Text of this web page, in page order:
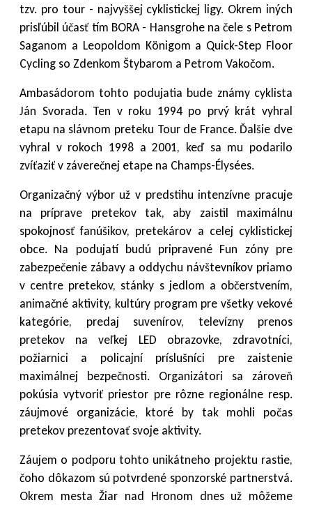
tzv. pro tour - najvyššej cyklistickej ligy. Okrem iných
prisľúbil účasť tím BORA - Hansgrohe na čele s Petrom
Saganom a Leopoldom Königom a Quick-Step Floor
Cycling so Zdenkom Štybarom a Petrom Vakočom.
Ambasádorom tohto podujatia bude známy cyklista
Ján Svorada. Ten v roku 1994 po prvý krát vyhral
etapu na slávnom preteku Tour de France. Ďalšie dve
vyhral v rokoch 1998 a 2001, keď sa mu podarilo
zvíťaziť v záverečnej etape na Champs-Élysées.
Organizačný výbor už v predstihu intenzívne pracuje
na príprave pretekov tak, aby zaistil maximálnu
spokojnosť fanúšikov, pretekárov a celej cyklistickej
obce. Na podujatí budú pripravené Fun zóny pre
zabezpečenie zábavy a oddychu návštevníkov priamo
v centre pretekov, stánky s jedlom a občerstvením,
animačné aktivity, kultúry program pre všetky vekové
kategórie, predaj suvenírov, televízny prenos
pretekov na veľkej LED obrazovke, zdravotníci,
požiarnici a policajní príslušníci pre zaistenie
maximálnej bezpečnosti. Organizátori sa zároveň
pokúsia vytvoriť priestor pre rôzne regionálne resp.
záujmové organizácie, ktoré by tak mohli počas
pretekov prezentovať svoje aktivity.
Záujem o podporu tohto unikátneho projektu rastie,
čoho dôkazom sú potvrdené sponzorské partnerstvá.
Okrem mesta Žiar nad Hronom dnes už môžeme